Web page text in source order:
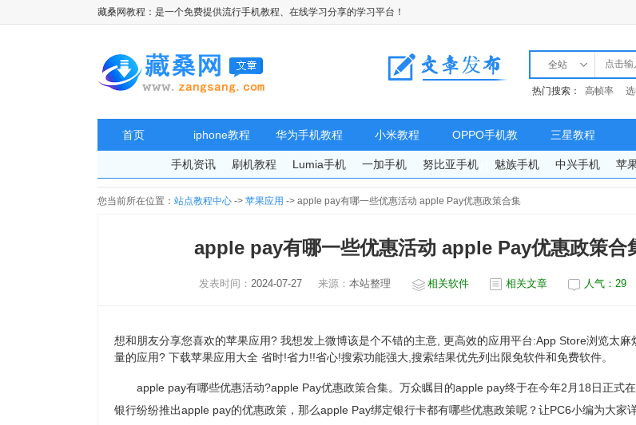
藏桑网教程：是一个免费提供流行手机教程、在线学习分享的学习平台！
全站
热门搜索： 高帧率
首页 iphone教程 华为手机教程 小米教程 OPPO手机教 三星教程
手机资讯 刷机教程 Lumia手机 一加手机 努比亚手机 魅族手机 中兴手机 苹
您当前所在位置： 站点教程中心 -> 苹果应用 -> apple pay有哪一些优惠活动 apple Pay优惠政策合集
apple pay有哪一些优惠活动 apple Pay优惠政策合
发表时间： 2024-07-27 来源： 本站整理 相关软件 相关文章 人气： 29
想和朋友分享您喜欢的苹果应用? 我想发上微博该是个不错的主意, 更高效的应用平台:App Store浏览太麻
量的应用? 下载苹果应用大全 省时!省力!!省心!搜索功能强大,搜索结果优先列出限免软件和免费软件。
apple pay有哪些优惠活动?apple Pay优惠政策合集。万众瞩目的apple pay终于在今年2月18日正式
银行纷纷推出apple pay的优惠政策，那么apple Pay绑定银行卡都有哪些优惠政策呢？让PC6小编为大家